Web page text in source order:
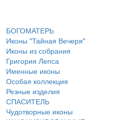
БОГОМАТЕРЬ
Иконы "Тайная Вечеря"
Иконы из собрания
Григория Лепса
Именные иконы
Особая коллекция
Резные изделия
СПАСИТЕЛЬ
Чудотворные иконы